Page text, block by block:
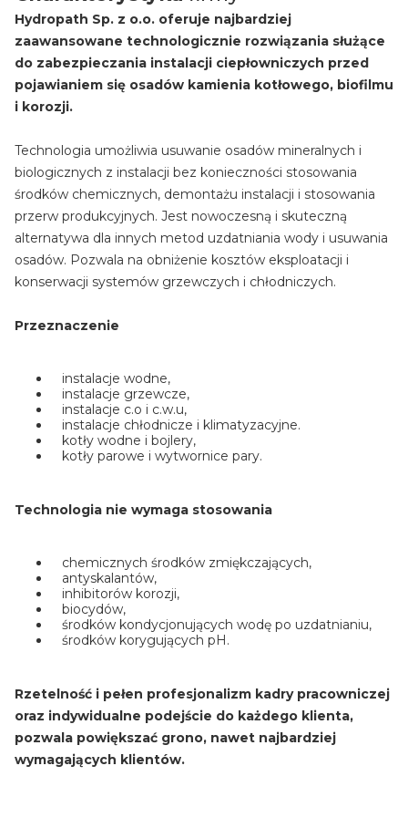
Hydropath Sp. z o.o. oferuje najbardziej
zaawansowane technologicznie rozwiązania służące
do zabezpieczania instalacji ciepłowniczych przed
pojawianiem się osadów kamienia kotłowego, biofilmu
i korozji.
Technologia umożliwia usuwanie osadów mineralnych i
biologicznych z instalacji bez konieczności stosowania
środków chemicznych, demontażu instalacji i stosowania
przerw produkcyjnych. Jest nowoczesną i skuteczną
alternatywa dla innych metod uzdatniania wody i usuwania
osadów. Pozwala na obniżenie kosztów eksploatacji i
konserwacji systemów grzewczych i chłodniczych.
Przeznaczenie
instalacje wodne,
instalacje grzewcze,
instalacje c.o i c.w.u,
instalacje chłodnicze i klimatyzacyjne.
kotły wodne i bojlery,
kotły parowe i wytwornice pary.
Technologia nie wymaga stosowania
chemicznych środków zmiękczających,
antyskalantów,
inhibitorów korozji,
biocydów,
środków kondycjonujących wodę po uzdatnianiu,
środków korygujących pH.
Rzetelność i pełen profesjonalizm kadry pracowniczej
oraz indywidualne podejście do każdego klienta,
pozwala powiększać grono, nawet najbardziej
wymagających klientów.